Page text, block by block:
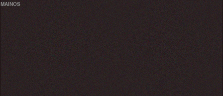
MAINOS